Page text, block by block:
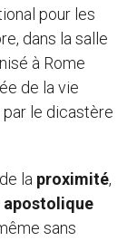
pour les
dans la salle
à Rome
de la vie
le dicastère
la proximité,
apostolique
sans